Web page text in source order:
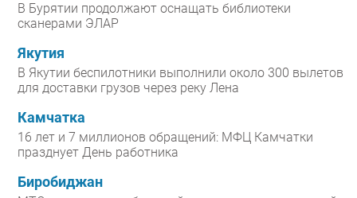
В Бурятии продолжают оснащать библиотеки
сканерами ЭЛАР
Якутия
В Якутии беспилотники выполнили около 300 вылетов
для доставки грузов через реку Лена
Камчатка
16 лет и 7 миллионов обращений: МФЦ Камчатки
празднует День работника
Биробиджан